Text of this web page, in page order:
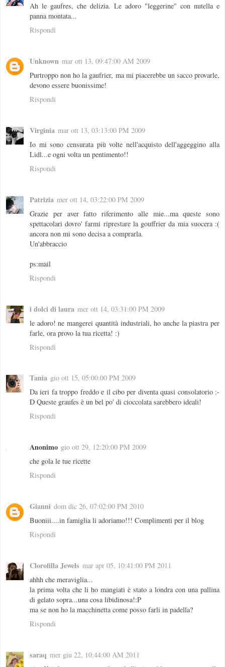
Ah le gaufres, che delizia. Le adoro "leggerine" con nutella e
panna montata...
Rispondi
Unknown mar ott 13, 09:47:00 AM 2009
Purtroppo non ho la gaufrier, ma mi piacerebbe un sacco provarle,
devono essere buonissime!
Rispondi
Virginia mar ott 13, 03:13:00 PM 2009
Io mi sono censurata più volte nell'acquisto dell'aggeggino alla
Lidl...e ogni volta un pentimento!!
Rispondi
Patrizia mer ott 14, 03:22:00 PM 2009
Grazie per aver fatto riferimento alle mie...ma queste sono
spettacolari dovro' farmi riprestare la gouffrier da mia suocera :(
ancora non mi sono decisa a comprarla.
Un'abbraccio
ps:mail
Rispondi
i dolci di laura mer ott 14, 03:31:00 PM 2009
le adoro! ne mangerei quantità industriali, ho anche la piastra per
farle, ora provo la tua ricetta! :)
Rispondi
Tania gio ott 15, 05:00:00 PM 2009
Da ieri fa troppo freddo e il cibo per diventa quasi consolatorio :-
D Queste graufes è un bel po' di cioccolata sarebbero ideali!
Rispondi
Anonimo gio ott 29, 12:20:00 PM 2009
che gola le tue ricette
Rispondi
Gianni dom dic 26, 07:02:00 PM 2010
Buoniii....in famiglia li adoriamo!!! Complimenti per il blog
Rispondi
Clorofilla Jewels mar apr 05, 10:41:00 PM 2011
ahhh che meraviglia...
la prima volta che li ho mangiati è stato a londra con una pallina
di gelato sopra...una cosa libidinosa!:P
ma se non ho la macchinetta come posso farli in padella?
Rispondi
saraq mer giu 22, 10:44:00 AM 2011